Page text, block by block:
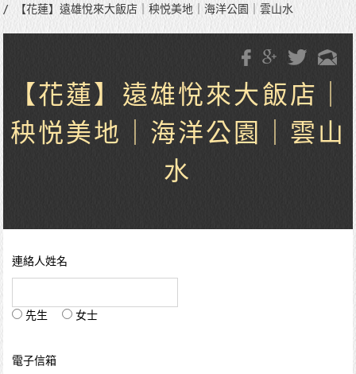
【花蓮】遠雄悅來大飯店｜秧悦美地｜海洋公園｜雲山水
【花蓮】遠雄悅來大飯店｜
秧悦美地｜海洋公園｜雲山
水
連絡人姓名
先生 女士
電子信箱